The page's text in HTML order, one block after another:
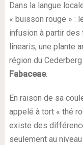
Dans la langue
« buisson rouge » :
infusion à partir des
linearis, une plante
région du
Fabaceae.
En raison de sa
appelé à tort « thé
existe des
seulement au